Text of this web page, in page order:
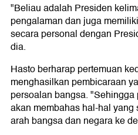
"Beliau adalah Presiden
pengalaman dan juga
secara personal dengan
dia.
Hasto berharap pertemuan
menghasilkan pembicaraan
persoalan bangsa.
akan membahas hal-hal
arah bangsa dan negara ke